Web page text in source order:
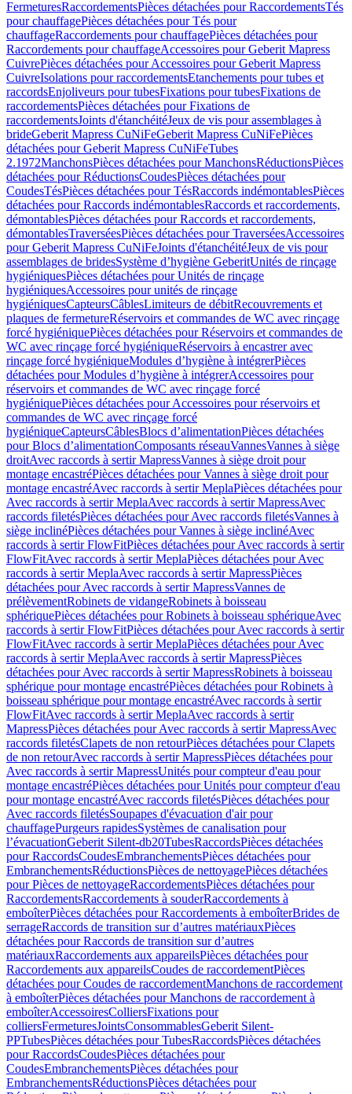
FermeturesRaccordementsPièces détachées pour RaccordementsTés
pour chauffagePièces détachées pour Tés pour
chauffageRaccordements pour chauffagePièces détachées pour
Raccordements pour chauffageAccessoires pour Geberit Mapress
CuivrePièces détachées pour Accessoires pour Geberit Mapress
CuivreIsolations pour raccordementsEtanchements pour tubes et
raccordsEnjoliveurs pour tubesFixations pour tubesFixations de
raccordementsPièces détachées pour Fixations de
raccordementsJoints d'étanchéitéJeux de vis pour assemblages à
brideGeberit Mapress CuNiFeGeberit Mapress CuNiFePièces
détachées pour Geberit Mapress CuNiFeTubes
2.1972ManchonsPièces détachées pour ManchonsRéductionsPièces
détachées pour RéductionsCoudesPièces détachées pour
CoudesTésPièces détachées pour TésRaccords indémontablesPièces
détachées pour Raccords indémontablesRaccords et raccordements,
démontablesPièces détachées pour Raccords et raccordements,
démontablesTraverséesPièces détachées pour TraverséesAccessoires
pour Geberit Mapress CuNiFeJoints d'étanchéitéJeux de vis pour
assemblages de bridesSystème d’hygiène GeberitUnités de rinçage
hygiéniquesPièces détachées pour Unités de rinçage
hygiéniquesAccessoires pour unités de rinçage
hygiéniquesCapteursCâblesLimiteurs de débitRecouvrements et
plaques de fermetureRéservoirs et commandes de WC avec rinçage
forcé hygiéniquePièces détachées pour Réservoirs et commandes de
WC avec rinçage forcé hygiéniqueRéservoirs à encastrer avec
rinçage forcé hygiéniqueModules d’hygiène à intégrerPièces
détachées pour Modules d’hygiène à intégrerAccessoires pour
réservoirs et commandes de WC avec rinçage forcé
hygiéniquePièces détachées pour Accessoires pour réservoirs et
commandes de WC avec rinçage forcé
hygiéniqueCapteursCâblesBlocs d’alimentationPièces détachées
pour Blocs d’alimentationComposants réseauVannesVannes à siège
droitAvec raccords à sertir MapressVannes à siège droit pour
montage encastréPièces détachées pour Vannes à siège droit pour
montage encastréAvec raccords à sertir MeplaPièces détachées pour
Avec raccords à sertir MeplaAvec raccords à sertir MapressAvec
raccords filetésPièces détachées pour Avec raccords filetésVannes à
siège inclinéPièces détachées pour Vannes à siège inclinéAvec
raccords à sertir FlowFitPièces détachées pour Avec raccords à sertir
FlowFitAvec raccords à sertir MeplaPièces détachées pour Avec
raccords à sertir MeplaAvec raccords à sertir MapressPièces
détachées pour Avec raccords à sertir MapressVannes de
prélèvementRobinets de vidangeRobinets à boisseau
sphériquePièces détachées pour Robinets à boisseau sphériqueAvec
raccords à sertir FlowFitPièces détachées pour Avec raccords à sertir
FlowFitAvec raccords à sertir MeplaPièces détachées pour Avec
raccords à sertir MeplaAvec raccords à sertir MapressPièces
détachées pour Avec raccords à sertir MapressRobinets à boisseau
sphérique pour montage encastréPièces détachées pour Robinets à
boisseau sphérique pour montage encastréAvec raccords à sertir
FlowFitAvec raccords à sertir MeplaAvec raccords à sertir
MapressPièces détachées pour Avec raccords à sertir MapressAvec
raccords filetésClapets de non retourPièces détachées pour Clapets
de non retourAvec raccords à sertir MapressPièces détachées pour
Avec raccords à sertir MapressUnités pour compteur d'eau pour
montage encastréPièces détachées pour Unités pour compteur d'eau
pour montage encastréAvec raccords filetésPièces détachées pour
Avec raccords filetésSoupapes d'évacuation d'air pour
chauffagePurgeurs rapidesSystèmes de canalisation pour
l’évacuationGeberit Silent-db20TubesRaccordsPièces détachées
pour RaccordsCoudesEmbranchementsPièces détachées pour
EmbranchementsRéductionsPièces de nettoyagePièces détachées
pour Pièces de nettoyageRaccordementsPièces détachées pour
RaccordementsRaccordements à souderRaccordements à
emboîterPièces détachées pour Raccordements à emboîterBrides de
serrageRaccords de transition sur d’autres matériauxPièces
détachées pour Raccords de transition sur d’autres
matériauxRaccordements aux appareilsPièces détachées pour
Raccordements aux appareilsCoudes de raccordementPièces
détachées pour Coudes de raccordementManchons de raccordement
à emboîterPièces détachées pour Manchons de raccordement à
emboîterAccessoiresColliersFixations pour
colliersFermeturesJointsConsommablesGeberit Silent-
PPTubesPièces détachées pour TubesRaccordsPièces détachées
pour RaccordsCoudesPièces détachées pour
CoudesEmbranchementsPièces détachées pour
EmbranchementsRéductionsPièces détachées pour